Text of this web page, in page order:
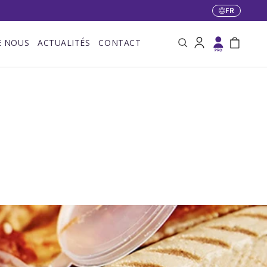
Langue
FR
RechercheSe connecterPanier
NOUS ACTUALITÉS CONTACT